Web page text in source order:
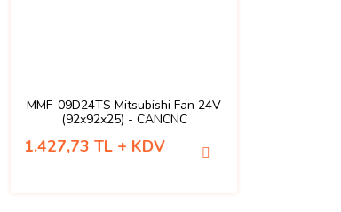
MMF-09D24TS Mitsubishi Fan 24V
(92x92x25) - CANCNC
1.427,73 TL + KDV